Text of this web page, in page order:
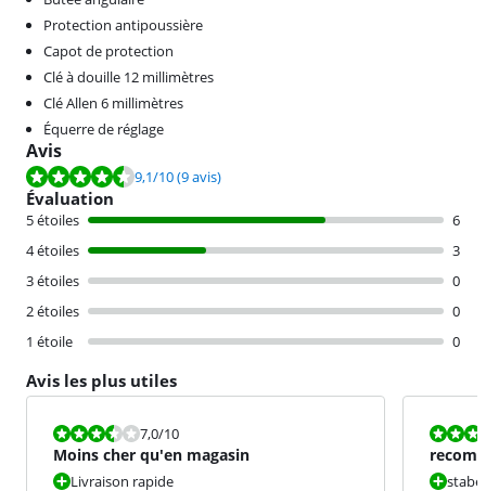
Protection antipoussière
Capot de protection
Clé à douille 12 millimètres
Clé Allen 6 millimètres
Équerre de réglage
Avis
La note est de 9,1 sur 10, basée sur 9 avis.
9,1/10(9 avis)
Évaluation
5 étoiles
6
4 étoiles
3
3 étoiles
0
2 étoiles
0
1 étoile
0
Avis les plus utiles
La note est 7,0 sur 10.
7,0/10
Moins cher qu'en magasin
Livraison rapide
La note est
prof.
stabel